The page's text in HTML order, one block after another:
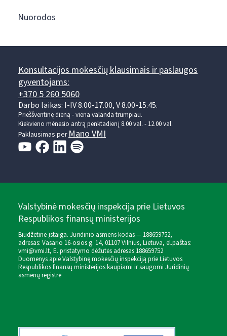
Nuorodos
Konsultacijos mokesčių klausimais ir paslaugos
gyventojams:
+370 5 260 5060
Darbo laikas: I-IV 8.00-17.00, V 8.00-15.45.
Prieššventinę dieną - viena valanda trumpiau.
Kiekvieno mėnesio antrą penktadienį 8.00 val. - 12.00 val.
Paklausimas perMano VMI
Valstybinė mokesčių inspekcija prie Lietuvos
Respublikos finansų ministerijos
Biudžetinė įstaiga. Juridinio asmens kodas — 188659752,
adresas: Vasario 16-osios g. 14, 01107 Vilnius, Lietuva, el.paštas:
vmi@vmi.lt, E. pristatymo dėžutės adresas 188659752
Duomenys apie Valstybinę mokesčių inspekciją prie Lietuvos
Respublikos finansų ministerijos kaupiami ir saugomi Juridinių
asmenų registre